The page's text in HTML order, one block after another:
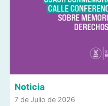
Noticia
7 de Julio de 2026